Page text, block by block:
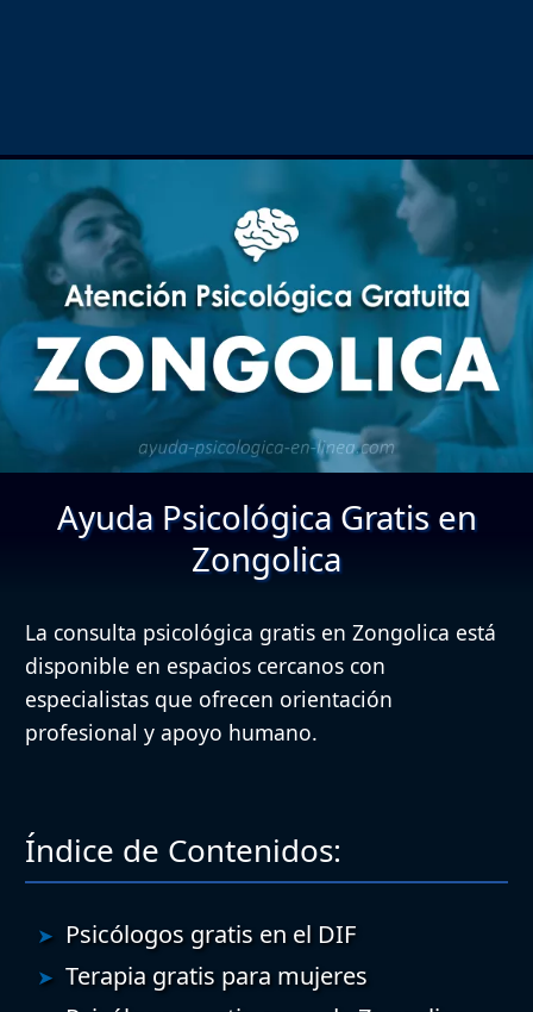
Ayuda Psicológica Gratis en
Zongolica
La consulta psicológica gratis en Zongolica está
disponible en espacios cercanos con
especialistas que ofrecen orientación
profesional y apoyo humano.
Índice de Contenidos:
Psicólogos gratis en el DIF
Terapia gratis para mujeres